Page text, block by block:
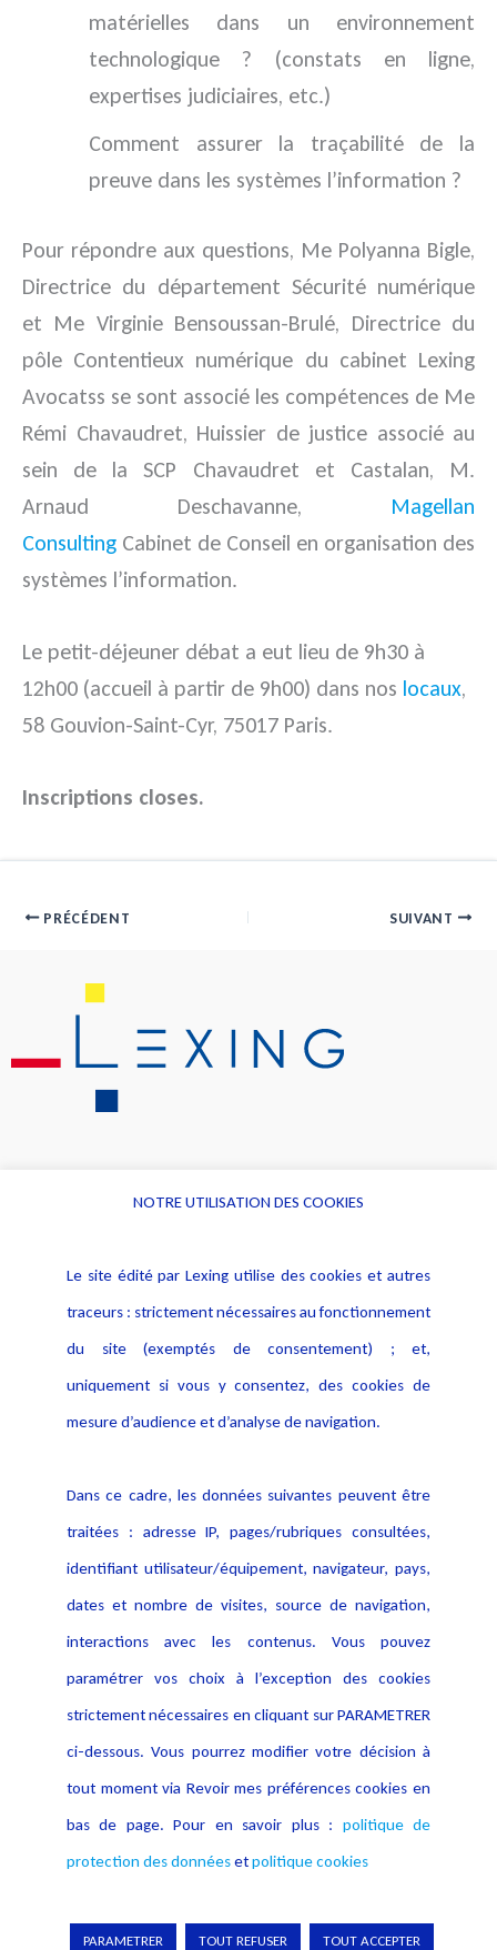
matérielles dans un environnement
technologique ? (constats en ligne,
expertises judiciaires, etc.)
Comment assurer la traçabilité de la
preuve dans les systèmes l’information ?
Pour répondre aux questions, Me Polyanna Bigle,
Directrice du département Sécurité numérique
et Me Virginie Bensoussan-Brulé, Directrice du
pôle Contentieux numérique du cabinet Lexing
Avocatss se sont associé les compétences de Me
Rémi Chavaudret, Huissier de justice associé au
sein de la SCP Chavaudret et Castalan, M.
Arnaud Deschavanne, Magellan
Consulting Cabinet de Conseil en organisation des
systèmes l’information.
Le petit-déjeuner débat a eut lieu de 9h30 à
12h00 (accueil à partir de 9h00) dans nos locaux,
58 Gouvion-Saint-Cyr, 75017 Paris.
Inscriptions closes.
PRÉCÉDENT SUIVANT
Alerte professionnelle
Déclaration d'accessibilité
Notice Légale
Politique de protection des
données
Publications
Copyright © 2026 Lexing
NOTRE UTILISATION DES COOKIES
Le site édité par Lexing utilise des cookies et autres
traceurs : strictement nécessaires au fonctionnement
du site (exemptés de consentement) ; et,
uniquement si vous y consentez, des cookies de
mesure d’audience et d’analyse de navigation.
Dans ce cadre, les données suivantes peuvent être
traitées : adresse IP, pages/rubriques consultées,
identifiant utilisateur/équipement, navigateur, pays,
dates et nombre de visites, source de navigation,
interactions avec les contenus. Vous pouvez
paramétrer vos choix à l’exception des cookies
strictement nécessaires en cliquant sur PARAMETRER
ci-dessous. Vous pourrez modifier votre décision à
tout moment via Revoir mes préférences cookies en
bas de page. Pour en savoir plus : politique de
protection des donnéesetpolitique cookies
PARAMETRER TOUT REFUSER TOUT ACCEPTER